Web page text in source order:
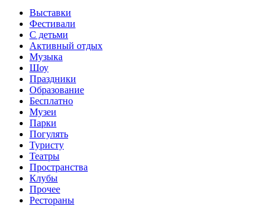
Выставки
Фестивали
С детьми
Активный отдых
Музыка
Шоу
Праздники
Образование
Бесплатно
Музеи
Парки
Погулять
Туристу
Театры
Пространства
Клубы
Прочее
Рестораны